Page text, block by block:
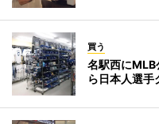
買う
名駅西に
ら日本人選手